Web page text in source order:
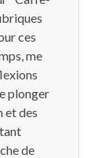
ces
me
plonger
et des
de